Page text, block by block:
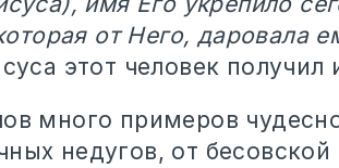
от Него, даровала
этот человек получил
много примеров
недугов, от бесовской